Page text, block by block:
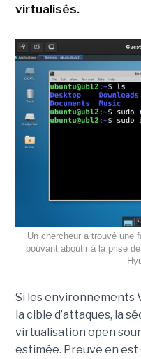
virtualisés.
Un chercheur a trouvé une
pouvant aboutir à la prise
Si les environnements
la cible d’attaques, la
virtualisation open
estimée. Preuve en est